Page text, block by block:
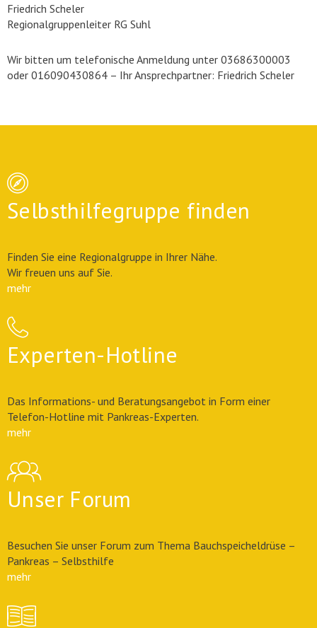
Friedrich Scheler
Regionalgruppenleiter RG Suhl
Wir bitten um telefonische Anmeldung unter 03686300003
oder 016090430864 – Ihr Ansprechpartner: Friedrich Scheler
Selbsthilfegruppe finden
Finden Sie eine Regionalgruppe in Ihrer Nähe.
Wir freuen uns auf Sie.
mehr
Experten-Hotline
Das Informations- und Beratungsangebot in Form einer
Telefon-Hotline mit Pankreas-Experten.
mehr
Unser Forum
Besuchen Sie unser Forum zum Thema Bauchspeicheldrüse –
Pankreas – Selbsthilfe
mehr